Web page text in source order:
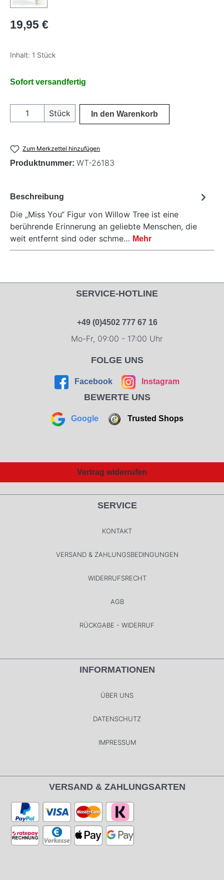
Regulärer Preis:
19,95 €
Inhalt: 1 Stück
Sofort versandfertig
Produkt Anzahl: Gib den gewünschten
Stück In den Warenkorb
Zum Merkzettel hinzufügen
Produktnummer: WT-26183
Beschreibung
Die „Miss You“ Figur von Willow Tree ist eine
berührende Erinnerung an geliebte Menschen, die
weit entfernt sind oder schme… Mehr
SERVICE-HOTLINE
+49 (0)4502 777 67 16
Mo-Fr, 09:00 - 17:00 Uhr
FOLGE UNS
Facebook Instagram
BEWERTE UNS
Google Trusted Shops
Vertrag widerrufen
SERVICE
KONTAKT
VERSAND & ZAHLUNGSBEDINGUNGEN
WIDERRUFSRECHT
AGB
RÜCKGABE - WIDERRUF
INFORMATIONEN
ÜBER UNS
DATENSCHUTZ
IMPRESSUM
VERSAND & ZAHLUNGSARTEN